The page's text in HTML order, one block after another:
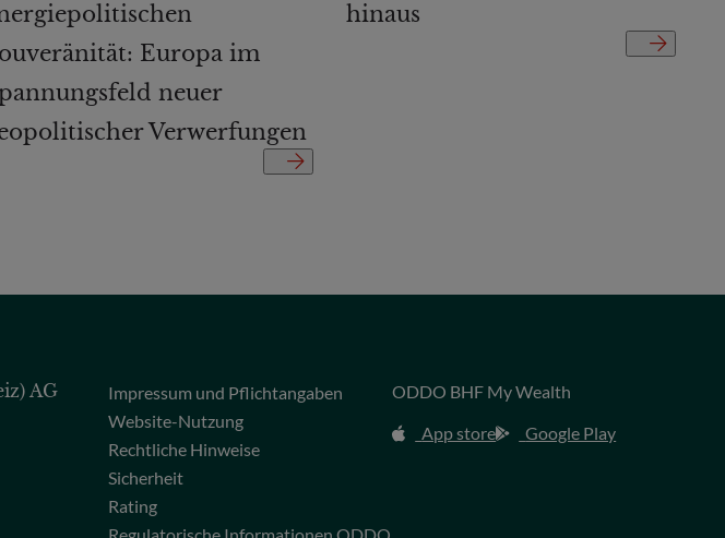
Europa im
neuer
Verwerfungen
hinaus
AG
Impressum und Pflichtangaben
Website-Nutzung
Rechtliche Hinweise
Sicherheit
Rating
ODDO BHF My Wealth
App store
Google Play